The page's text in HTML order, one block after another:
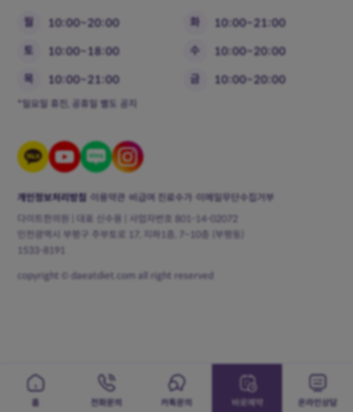
홈 전화문의 카톡문의 바로예약 온라인상담
월 10:00~20:00 화
10:00~21:00
토
10:00~18:00 수
10:00~20:00
목
10:00~21:00 금 10:00~20:00
*일요일 휴진, 공휴일 별도 공지
개인정보처리방침 이용약관 비급여 진료수가
이메일무단수집거부
다이트한의원 | 대표 신수용 | 사업자번호 801-14-02072
인천광역시 부평구 주부토로 17, 지하1층, 7~10층 (부평동)
copyright © daeatdiet.com all right reserved